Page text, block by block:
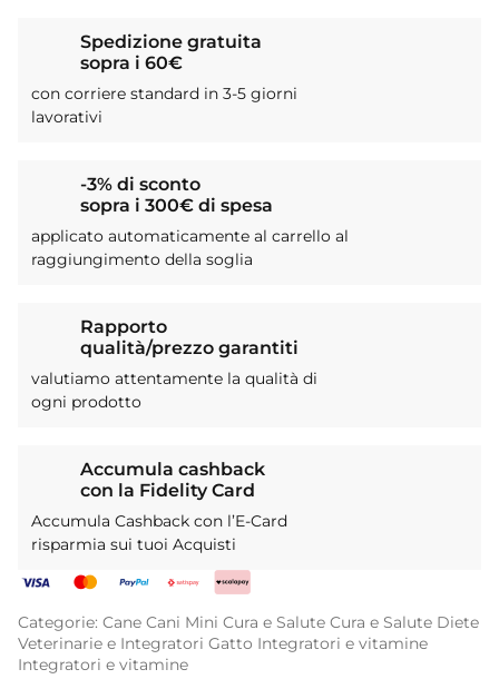
Spedizione gratuita
sopra i 60€
con corriere standard in 3-5 giorni
lavorativi
-3% di sconto
sopra i 300€ di spesa
applicato automaticamente al carrello al
raggiungimento della soglia
Rapporto
qualità/prezzo garantiti
valutiamo attentamente la qualità di
ogni prodotto
Accumula cashback
con la Fidelity Card
Accumula Cashback con l’E-Card
risparmia sui tuoi Acquisti
Categorie: Cane Cani Mini Cura e Salute Cura e Salute Diete
Veterinarie e Integratori Gatto Integratori e vitamine
Integratori e vitamine